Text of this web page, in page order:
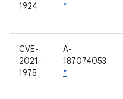
1924
*
CVE-
2021-
1975
A-
187074053
*